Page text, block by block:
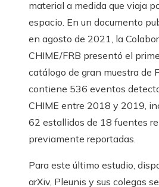
material a medida que viaja
espacio. En un documento
en agosto de 2021, la
CHIME/FRB presentó el
catálogo de gran muestra de
contiene 536 eventos
CHIME entre 2018 y 2019,
62 estallidos de 18 fuentes
previamente reportadas.
Para este último estudio,
arXiv, Pleunis y sus colegas